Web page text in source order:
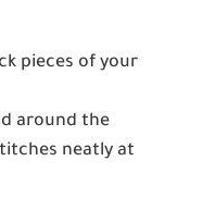
pieces of your
around the
neatly at